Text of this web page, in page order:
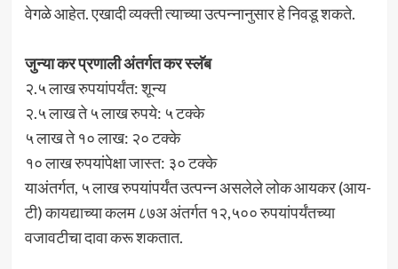
वेगळे आहेत. एखादी व्यक्ती त्याच्या उत्पन्नानुसार हे निवडू शकते.
जुन्या कर प्रणाली अंतर्गत कर स्लॅब
२.५ लाख रुपयांपर्यंत: शून्य
२.५ लाख ते ५ लाख रुपये: ५ टक्के
५ लाख ते १० लाख: २० टक्के
१० लाख रुपयांपेक्षा जास्त: ३० टक्के
याअंतर्गत, ५ लाख रुपयांपर्यंत उत्पन्न असलेले लोक आयकर (आय-
टी) कायद्याच्या कलम ८७अ अंतर्गत १२,५०० रुपयांपर्यंतच्या
वजावटीचा दावा करू शकतात.